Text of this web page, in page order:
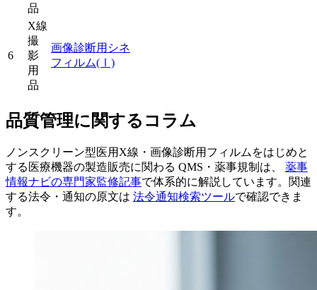
品
6
X線
撮
影
用
品
画像診断用シネ
フィルム(Ⅰ)
品質管理に関するコラム
ノンスクリーン型医用X線・画像診断用フィルムをはじめと
する医療機器の製造販売に関わる QMS・薬事規制は、 薬事
情報ナビの専門家監修記事で体系的に解説しています。関連
する法令・通知の原文は 法令通知検索ツールで確認できま
す。